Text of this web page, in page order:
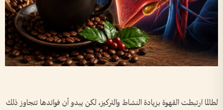
لطالما ارتبطت القهوة بزيادة النشاط والتركيز، لكن يبدو أن فوائدها تتجاوز ذلك